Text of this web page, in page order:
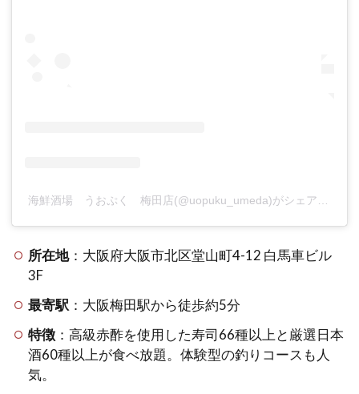
所在地：大阪府大阪市北区堂山町4-12 白馬車ビル
3F
最寄駅 ：大阪梅田駅から徒歩約5分
特徴 ：高級赤酢を使用した寿司66種以上と厳選日本
酒60種以上が食べ放題。体験型の釣りコースも人
気。